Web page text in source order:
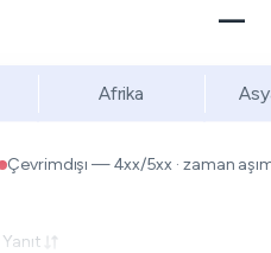
—
Afrika
Çevrimdışı — 4xx/5xx · zaman
Yanıt